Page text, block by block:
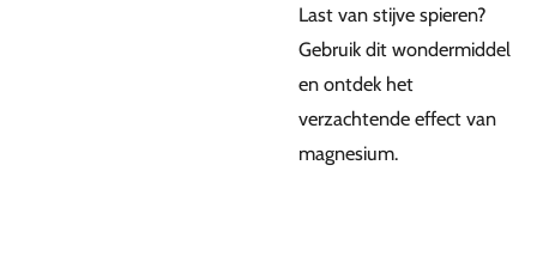
Last van stijve spieren?
Gebruik dit wondermiddel
en ontdek het
verzachtende effect van
magnesium.